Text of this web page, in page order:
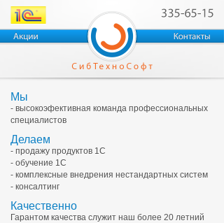
Мы
- высокоэфективная команда профессиональных
специалистов
Делаем
- продажу продуктов 1С
- обучение 1С
- комплексные внедрения нестандартных систем
- консалтинг
Качественно
Гарантом качества служит наш более 20 летний